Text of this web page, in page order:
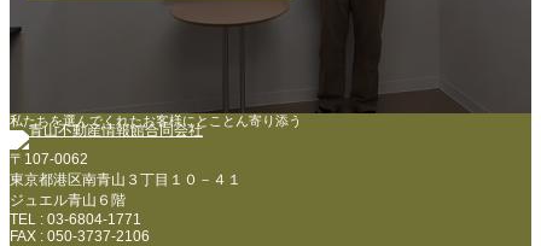
私たちを選んでくれたお客様にとことん寄り添う
〒107-0062
東京都港区南青山３丁目１０－４１
ジュエル青山６階
TEL : 03-6804-1771
FAX : 050-3737-2106